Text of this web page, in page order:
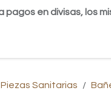
en divisas, los
Piezas Sanitarias